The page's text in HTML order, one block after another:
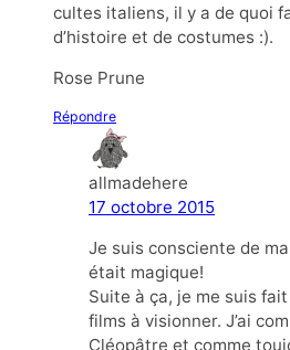
cultes italiens, il y a de quoi
d’histoire et de costumes :).
Rose Prune
Répondre
allmadehere
17 octobre 2015
Je suis consciente de
était magique!
Suite à ça, je me suis
films à visionner. J’ai
Cléopâtre et comme